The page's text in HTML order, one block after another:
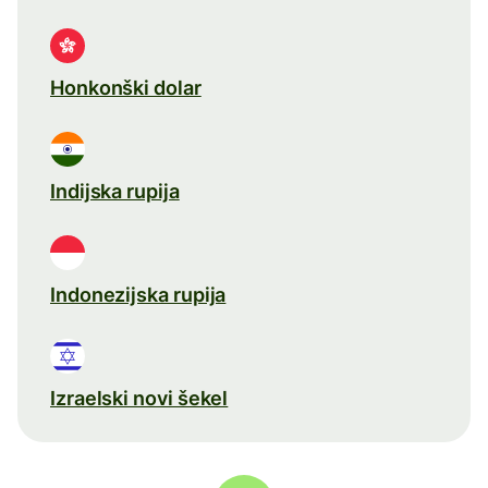
Honkonški dolar
Indijska rupija
Indonezijska rupija
Izraelski novi šekel